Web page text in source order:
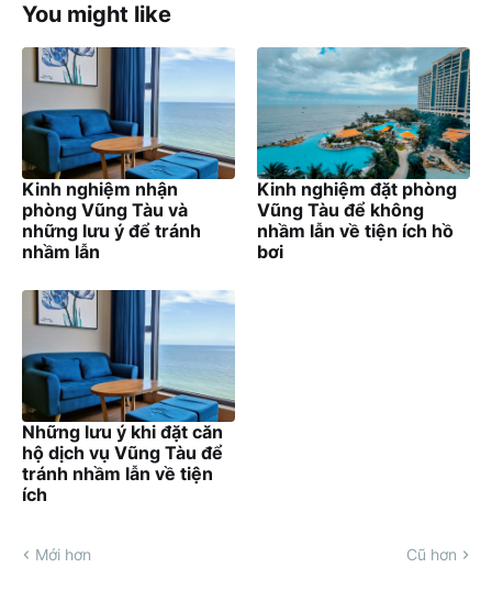
You might like
Kinh nghiệm nhận
phòng Vũng Tàu và
những lưu ý để tránh
nhầm lẫn
Kinh nghiệm đặt phòng
Vũng Tàu để không
nhầm lẫn về tiện ích hồ
bơi
Những lưu ý khi đặt căn
hộ dịch vụ Vũng Tàu để
tránh nhầm lẫn về tiện
ích
Mới hơn Cũ hơn